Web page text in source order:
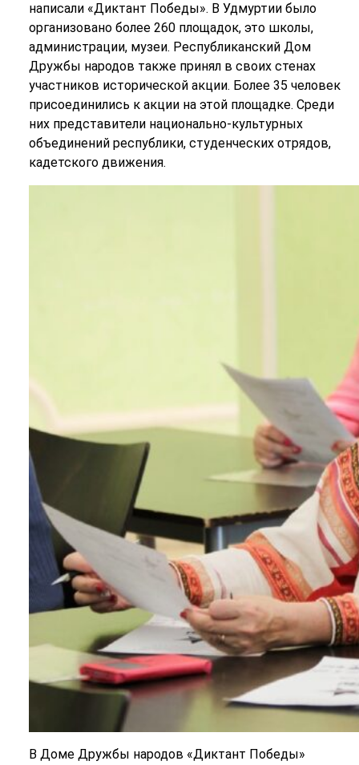
написали «Диктант Победы». В Удмуртии было
организовано более 260 площадок, это школы,
администрации, музеи. Республиканский Дом
Дружбы народов также принял в своих стенах
участников исторической акции. Более 35 человек
присоединились к акции на этой площадке. Среди
них представители национально-культурных
объединений республики, студенческих отрядов,
кадетского движения.
В Доме Дружбы народов «Диктант Победы»